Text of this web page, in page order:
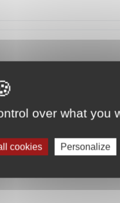
over what you
cookies Personalize